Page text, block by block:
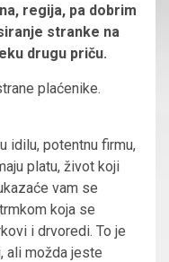
regija, pa dobrim
stranke na
drugu priču.
plaćenike.
idilu, potentnu firmu,
platu, život koji
vam se
koja se
i drvoredi. To je
ali možda jeste